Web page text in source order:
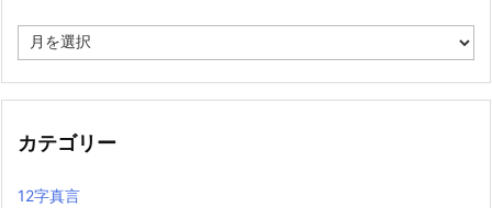
去
記
カテゴリー
12字真言